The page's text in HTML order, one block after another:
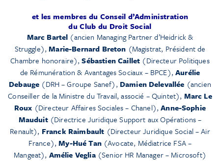
et les membres du Conseil d’Administration
du Club du Droit Social
Marc Bartel (ancien Managing Partner d’Heidrick &
Struggle), Marie-Bernard Breton (Magistrat, Président de
Chambre honoraire),Sébastien Caillet (Directeur Politiques
de Rémunération & Avantages Sociaux – BPCE),Aurélie
Debauge (DRH – Groupe Sanef), Damien Delevallée (ancien
Conseiller de la Ministre du Travail, associé – Quintet), Marc Le
Roux (Directeur Affaires Sociales – Chanel),Anne-Sophie
Mauduit(Directrice Juridique Support aux Opérations –
Renault), Franck Raimbault (Directeur Juridique Social – Air
France),My-Hué Tan(Avocate, Médiatrice FSA –
Mangeat), Amélie Veglia(Senior HR Manager – Microsoft)